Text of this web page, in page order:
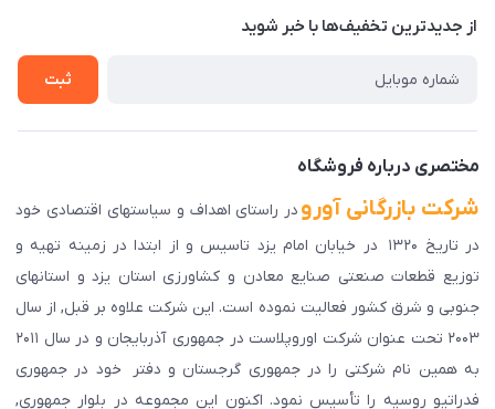
درباره ما
راهنمای ثبت سفارش
سوالات متداول
از جدید‌ترین تخفیف‌ها با‌ خبر شوید
ثبت
مختصری درباره فروشگاه
شرکت بازرگانی آورو در راستای اهداف و سیاستهای اقتصادی خود
در تاریخ ۱۳۲۰ در خیابان امام یزد تاسیس و از ابتدا در زمینه تهیه و
توزیع قطعات صنعتی صنایع معادن و کشاورزی استان یزد و استانهای
جنوبی و شرق کشور فعالیت نموده است. این شرکت علاوه بر قبل, از سال
۲۰۰۳ تحت عنوان شرکت اوروپلاست در جمهوری آذربایجان و در سال ۲۰۱۱
به همین نام شرکتی را در جمهوری گرجستان و دفتر خود در جمهوری
فدراتیو روسیه را تأسیس نمود. اکنون این مجموعه در بلوار جمهوری,